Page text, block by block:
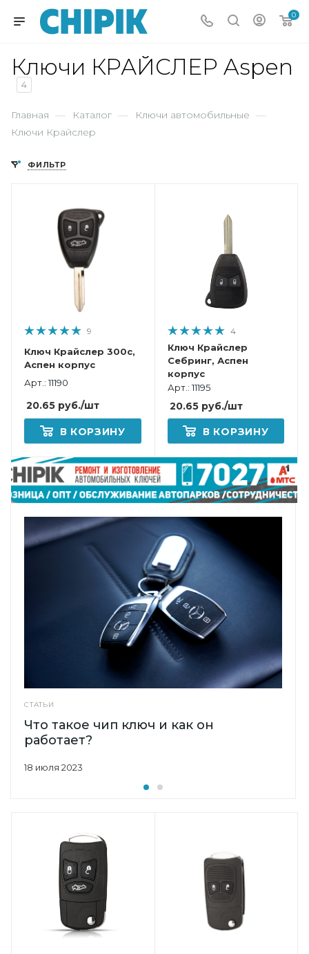
0
Ключи КРАЙСЛЕР Aspen
4
Главная — Каталог — Ключи автомобильные —
Ключи Крайслер
ФИЛЬТР
9
Ключ Крайслер 300c,
Аспен корпус
Арт.: 11190
20.65 руб./шт
В КОРЗИНУ
4
Ключ Крайслер
Себринг, Аспен
корпус
Арт.: 11195
20.65руб./шт
В КОРЗИНУ
СТАТЬИ
18 июля 2023
Что такое чип ключ и как он
работает?